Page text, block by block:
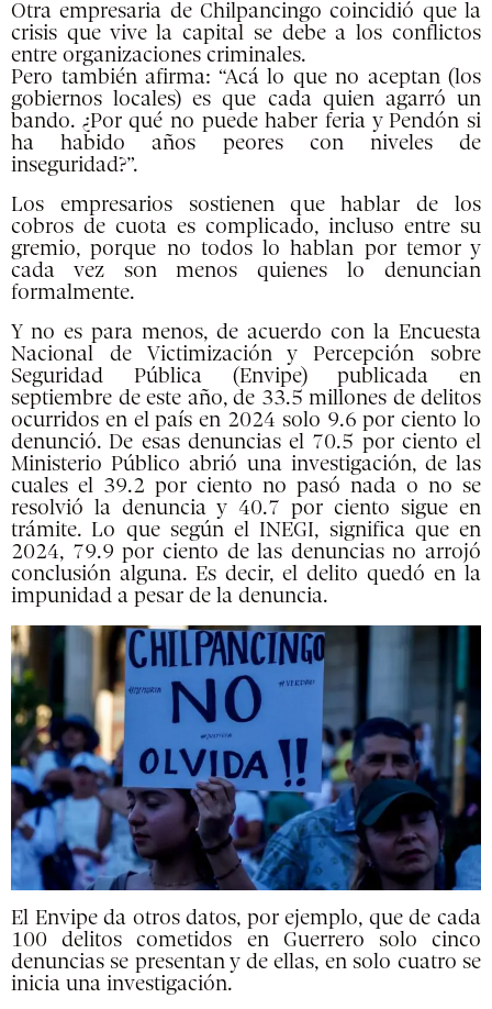
Otra empresaria de Chilpancingo coincidió que la
crisis que vive la capital se debe a los conflictos
entre organizaciones criminales.
Pero también afirma: “Acá lo que no aceptan (los
gobiernos locales) es que cada quien agarró un
bando. ¿Por qué no puede haber feria y Pendón si
ha habido años peores con niveles de
inseguridad?”.
Los empresarios sostienen que hablar de los
cobros de cuota es complicado, incluso entre su
gremio, porque no todos lo hablan por temor y
cada vez son menos quienes lo denuncian
formalmente.
Y no es para menos, de acuerdo con la Encuesta
Nacional de Victimización y Percepción sobre
Seguridad Pública (Envipe) publicada en
septiembre de este año, de 33.5 millones de delitos
ocurridos en el país en 2024 solo 9.6 por ciento lo
denunció. De esas denuncias el 70.5 por ciento el
Ministerio Público abrió una investigación, de las
cuales el 39.2 por ciento no pasó nada o no se
resolvió la denuncia y 40.7 por ciento sigue en
trámite. Lo que según el INEGI, significa que en
2024, 79.9 por ciento de las denuncias no arrojó
conclusión alguna. Es decir, el delito quedó en la
impunidad a pesar de la denuncia.
El Envipe da otros datos, por ejemplo, que de cada
100 delitos cometidos en Guerrero solo cinco
denuncias se presentan y de ellas, en solo cuatro se
inicia una investigación.